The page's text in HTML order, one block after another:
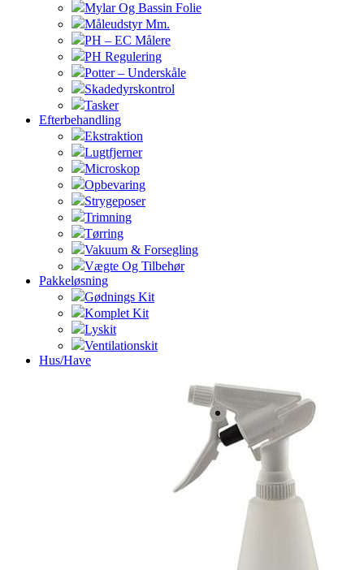
Mylar Og Bassin Folie
Måleudstyr Mm.
PH – EC Målere
PH Regulering
Potter – Underskåle
Skadedyrskontrol
Tasker
Efterbehandling
Ekstraktion
Lugtfjerner
Microskop
Opbevaring
Strygeposer
Trimning
Tørring
Vakuum & Forsegling
Vægte Og Tilbehør
Pakkeløsning
Gødnings Kit
Komplet Kit
Lyskit
Ventilationskit
Hus/Have